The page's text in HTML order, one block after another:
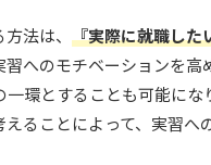
法は、 『実際に就職した
へのモチベーションを高
環とすることも可能にな
ることによって、実習へ